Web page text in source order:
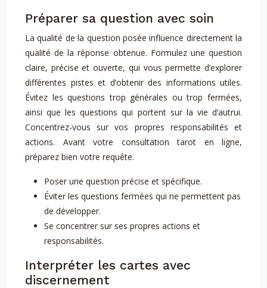
Préparer sa question avec soin
La qualité de la question posée influence directement la
qualité de la réponse obtenue. Formulez une question
claire, précise et ouverte, qui vous permette d’explorer
différentes pistes et d’obtenir des informations utiles.
Évitez les questions trop générales ou trop fermées,
ainsi que les questions qui portent sur la vie d’autrui.
Concentrez-vous sur vos propres responsabilités et
actions. Avant votre consultation tarot en ligne,
préparez bien votre requête.
Poser une question précise et spécifique.
Éviter les questions fermées qui ne permettent pas
de développer.
Se concentrer sur ses propres actions et
responsabilités.
Interpréter les cartes avec
discernement